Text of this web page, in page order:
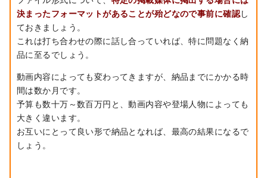
決まったフォーマットがあることが殆どなので事前に確認し
ておきましょう。
これは打ち合わせの際に話し合っていれば、特に問題なく納
品に至るでしょう。
動画内容によっても変わってきますが、納品までにかかる時
間は数か月です。
予算も数十万～数百万円と、動画内容や登場人物によっても
大きく違います。
お互いにとって良い形で納品となれば、最高の結果になるで
しょう。